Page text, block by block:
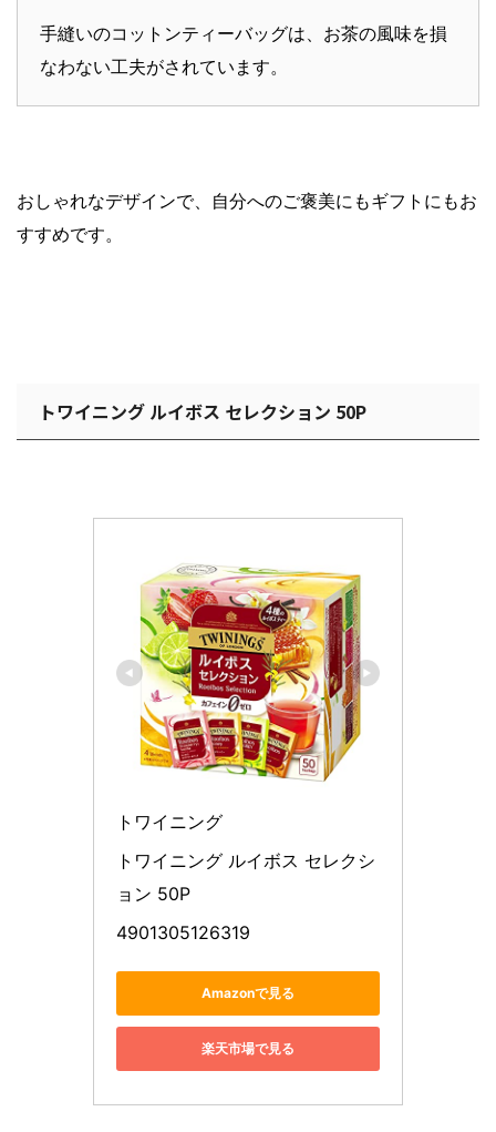
手縫いのコットンティーバッグは、お茶の風味を損
なわない工夫がされています。
おしゃれなデザインで、自分へのご褒美にもギフトにもお
すすめです。
トワイニング ルイボス セレクション 50P
トワイニング
トワイニング ルイボス セレクシ
ョン 50P
4901305126319
Amazonで見る
楽天市場で見る